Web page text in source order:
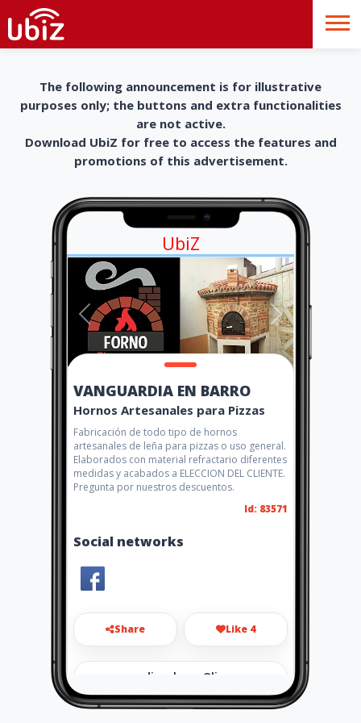
The following announcement is for illustrative
purposes only; the buttons and extra functionalities
are not active.
Download UbiZ for free to access the features and
promotions of this advertisement.
UbiZ
VANGUARDIA EN BARRO
Hornos Artesanales para Pizzas
Fabricación de todo tipo de hornos
artesanales de leña para pizzas o uso general.
Elaborados con material refractario diferentes
medidas y acabados a ELECCION DEL CLIENTE.
Pregunta por nuestros descuentos.
Id: 83571
Social networks
Share Like 4
vanguardiaenbarro@live.com